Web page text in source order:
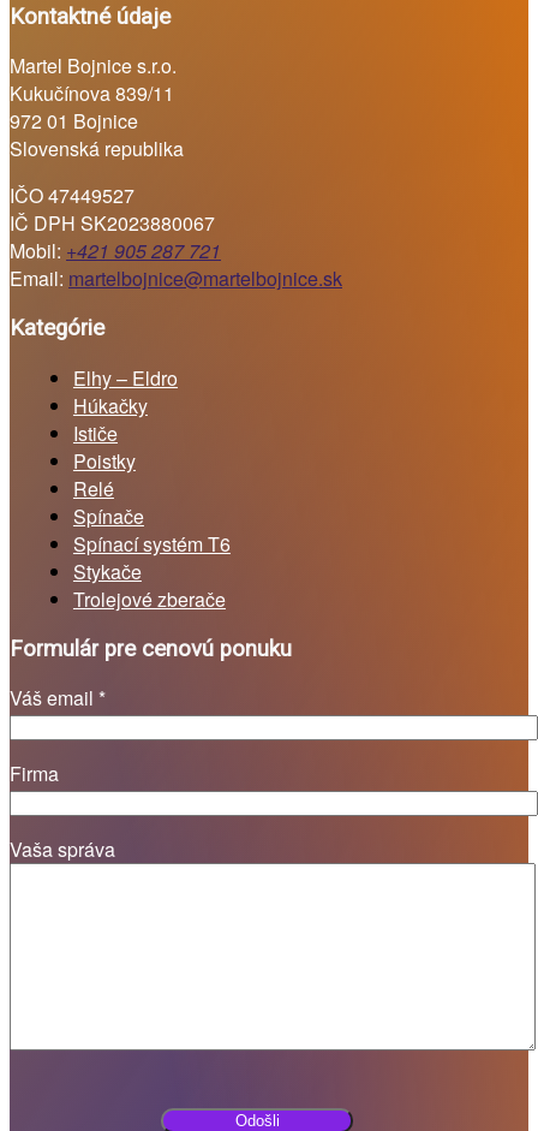
Kontaktné údaje
Martel Bojnice s.r.o.
Kukučínova 839/11
972 01 Bojnice
Slovenská republika
IČO 47449527
IČ DPH SK2023880067
Mobil: +421 905 287 721
Email: martelbojnice@martelbojnice.sk
Kategórie
Elhy – Eldro
Húkačky
Ističe
Poistky
Relé
Spínače
Spínací systém T6
Stykače
Trolejové zberače
Formulár pre cenovú ponuku
Váš email *
Firma
Vaša správa